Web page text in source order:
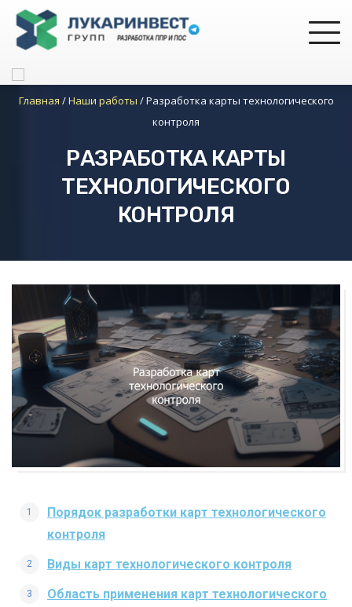
Главная /Наши работы /Разработка карты технологического
контроля
РАЗРАБОТКА КАРТЫ
ТЕХНОЛОГИЧЕСКОГО
КОНТРОЛЯ
Порядок разработки карт технологического
контроля
Виды карт технологического контроля
Область применения карт технологического